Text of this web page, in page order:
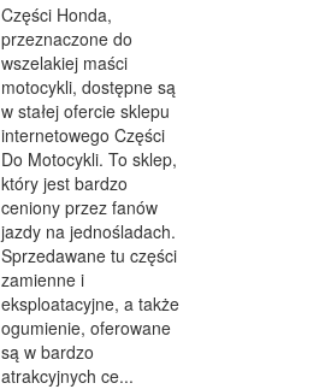
Części Honda,
przeznaczone do
wszelakiej maści
motocykli, dostępne są
w stałej ofercie sklepu
internetowego Części
Do Motocykli. To sklep,
który jest bardzo
ceniony przez fanów
jazdy na jednośladach.
Sprzedawane tu części
zamienne i
eksploatacyjne, a także
ogumienie, oferowane
są w bardzo
atrakcyjnych ce...